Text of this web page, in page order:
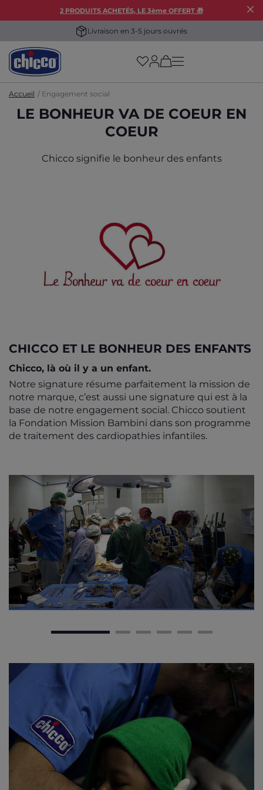
2 PRODUITS ACHETÉS, LE 3ème OFFERT 🎁
Livraison en 3-5 jours ouvrés
(has more options
Accueil Engagement social
LE BONHEUR VA DE COEUR EN
COEUR
Chicco signifie le bonheur des enfants
CHICCO ET LE BONHEUR DES ENFANTS
Chicco, là où il y a un enfant.
Notre signature résume parfaitement la mission de
notre marque, c’est aussi une signature qui est à la
base de notre engagement social. Chicco soutient
la Fondation Mission Bambini dans son programme
de traitement des cardiopathies infantiles.